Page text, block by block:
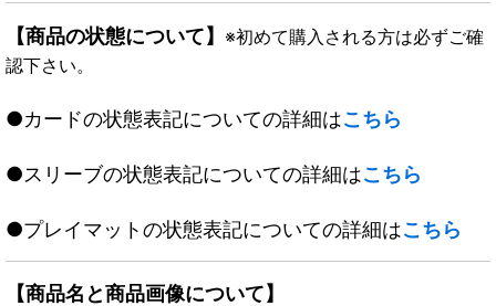
【商品の状態について】 ※初めて購入される方は必ずご確
認下さい。
●カードの状態表記についての詳細はこちら
●スリーブの状態表記についての詳細はこちら
●プレイマットの状態表記についての詳細はこちら
【商品名と商品画像について】